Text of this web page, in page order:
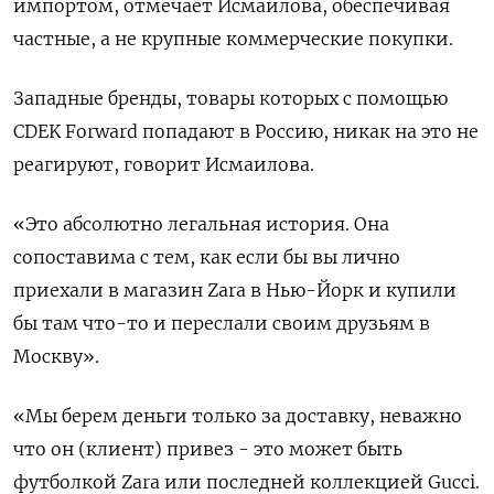
импортом, отмечает Исмаилова, обеспечивая
частные, а не крупные коммерческие покупки.
Западные бренды, товары которых с помощью
CDEK Forward попадают в Россию, никак на это не
реагируют, говорит Исмаилова.
«Это абсолютно легальная история. Она
сопоставима с тем, как если бы вы лично
приехали в магазин Zara в Нью-Йорк и купили
бы там что-то и переслали своим друзьям в
Москву».
«Мы берем деньги только за доставку, неважно
что он (клиент) привез - это может быть
футболкой Zara или последней коллекцией Gucci.